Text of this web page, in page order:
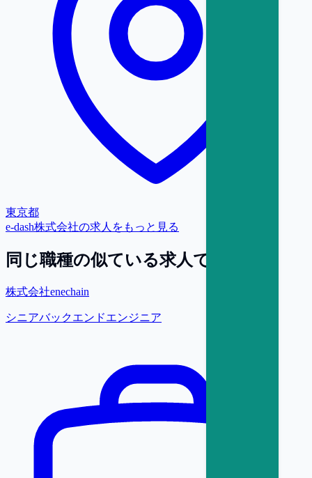
東京都
e-dash株式会社の求人をもっと見る
同じ職種の似ている求人で探す
株式会社enechain
シニアバックエンドエンジニア